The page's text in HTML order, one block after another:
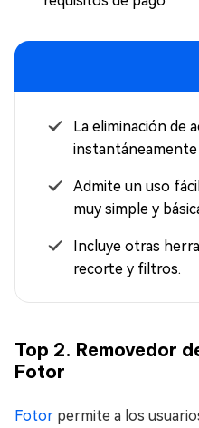
La eliminación de
instantáneamente
Admite un uso
muy simple y
Incluye otras
recorte y filtros.
Top 2. Removedor
Fotor
Fotor permite a los